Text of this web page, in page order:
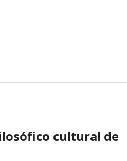
cultural de